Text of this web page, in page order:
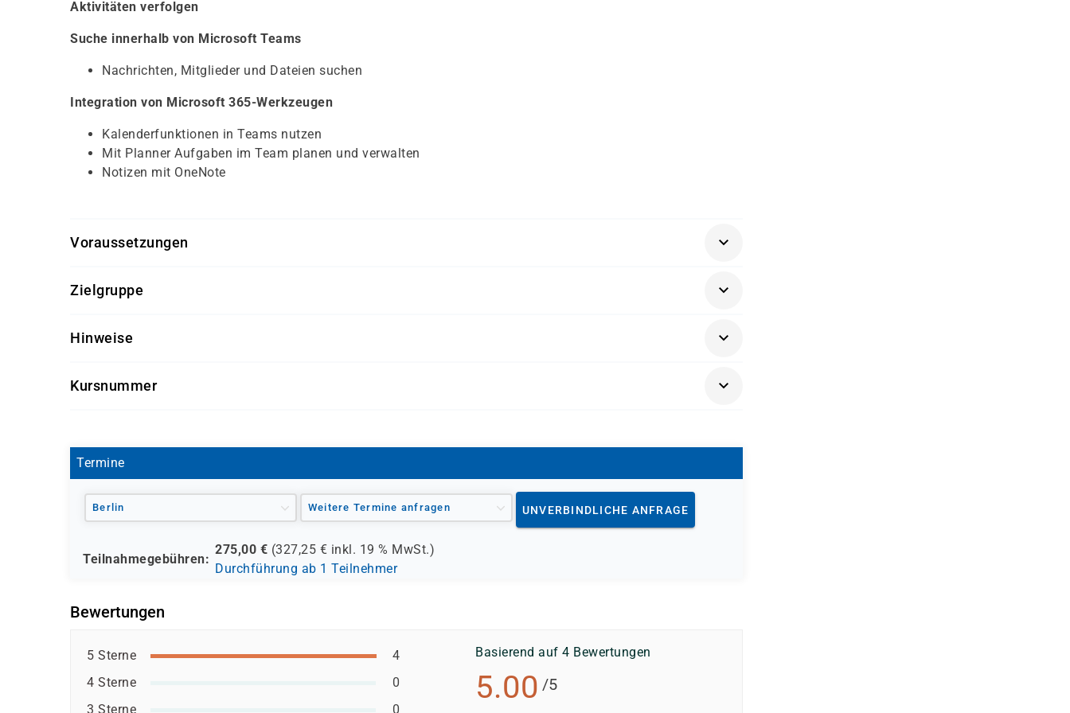
Aktivitäten verfolgen
Suche innerhalb von Microsoft Teams
Nachrichten, Mitglieder und Dateien suchen
Integration von Microsoft 365-Werkzeugen
Kalenderfunktionen in Teams nutzen
Mit Planner Aufgaben im Team planen und verwalten
Notizen mit OneNote
Voraussetzungen
keine
Zielgruppe
Hinweise
Kursnummer
Termine
Berlin Weitere Termine anfragen UNVERBINDLICHE ANFRAGE
Teilnahmegebühren:
275,00 € (327,25 € inkl. 19 % MwSt.)
Durchführung ab 1 Teilnehmer
Bewertungen
5 Sterne
4
4 Sterne
0
3 Sterne
0
Basierend auf 4 Bewertungen
5.00 /5